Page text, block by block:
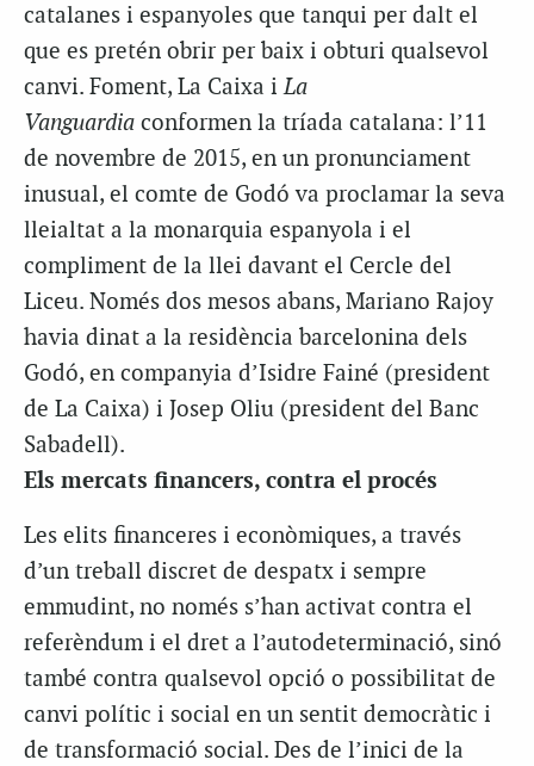
catalanes i espanyoles que tanqui per dalt el
que es pretén obrir per baix i obturi qualsevol
canvi. Foment, La Caixa iLa
Vanguardia conformen la tríada catalana: l’11
de novembre de 2015, en un pronunciament
inusual, el comte de Godó va proclamar la seva
lleialtat a la monarquia espanyola i el
compliment de la llei davant el Cercle del
Liceu. Només dos mesos abans, Mariano Rajoy
havia dinat a la residència barcelonina dels
Godó, en companyia d’Isidre Fainé (president
de La Caixa) i Josep Oliu (president del Banc
Sabadell).
Els mercats financers, contra el procés
Les elits financeres i econòmiques, a través
d’un treball discret de despatx i sempre
emmudint, no només s’han activat contra el
referèndum i el dret a l’autodeterminació, sinó
també contra qualsevol opció o possibilitat de
canvi polític i social en un sentit democràtic i
de transformació social. Des de l’inici de la